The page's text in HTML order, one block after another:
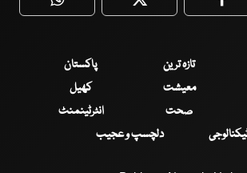
WhatsApp Twitter
تازہ ترین
پاکستان
معیشت
کھیل
صحت
انٹرٹینمنٹ
دلچسپ و عجیب